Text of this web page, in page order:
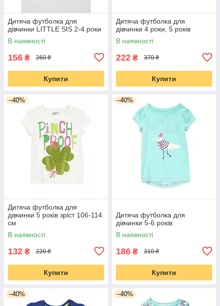
Дитяча футболка для
дівчинки LITTLE SIS 2-4 роки
В наявності
156 ₴ 260 ₴
Купити
Дитяча футболка для
дівчинки 4 роки, 5 років
В наявності
222 ₴ 370 ₴
Купити
–40%
Дитяча футболка для
дівчинки 5 років зріст 106-114
см
В наявності
132 ₴ 220 ₴
Купити
–40%
Дитяча футболка для
дівчинки 5-6 років
В наявності
186 ₴ 310 ₴
Купити
–40% –40%